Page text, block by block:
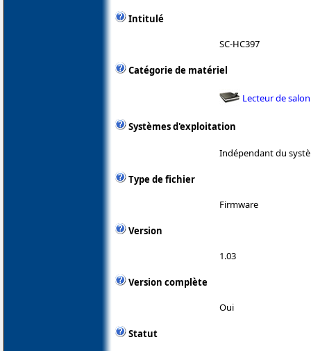
Intitulé
SC-HC397
Catégorie de matériel
Lecteur de salon
Systèmes d'exploitation
Indépendant du
Type de fichier
Firmware
Version
1.03
Version complète
Oui
Statut